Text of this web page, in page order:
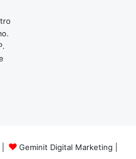
| Geminit Digital Marketing